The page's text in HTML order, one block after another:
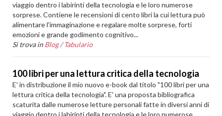
viaggio dentro i labirinti della tecnologia e le loro numerose
sorprese. Contiene le recensioni di cento libri la cui lettura può
alimentare l'immaginazione e regalare molte sorprese, forti
emozioni e grande godimento cognitivo...
Si trova in Blog /Tabulario
100 libri per una lettura critica della tecnologia
E' in distribuzione il mio nuovo e-book dal titolo "100 libri per una
lettura critica della tecnologia". E' una proposta bibliografica
scaturita dalle numerose letture personali fatte in diversi anni di
viaggio dentro i labirinti della tecnologia e le loro numerose